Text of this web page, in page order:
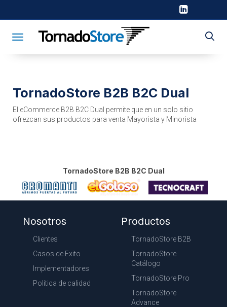
Toggle navigation
TornadoStore B2B B2C Dual
El eCommerce B2B B2C Dual permite que en un solo sitio
ofrezcan sus productos para venta Mayorista y Minorista
TornadoStore B2B B2C Dual
Nosotros
Clientes
Casos de Exito
Implementadores
Política de calidad
Productos
TornadoStore B2B
TornadoStore
Catálogo
TornadoStore Pro
TornadoStore
Advance